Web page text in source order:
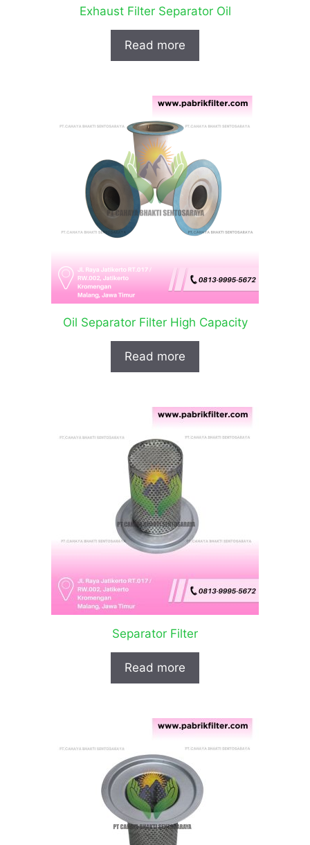
Exhaust Filter Separator Oil
Read more
Oil Separator Filter High Capacity
Read more
Separator Filter
Read more